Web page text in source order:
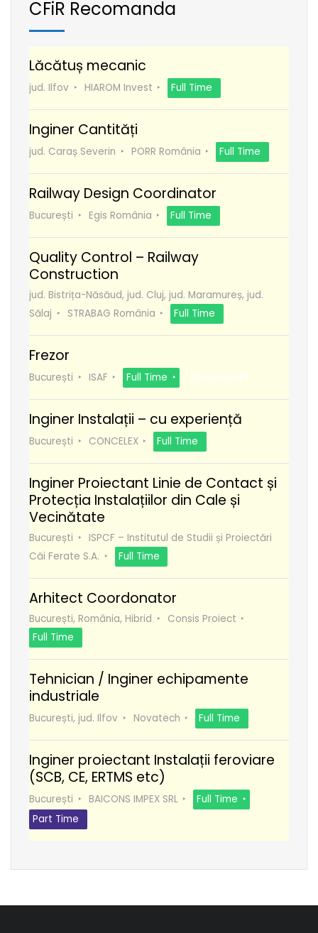
CFiR Recomanda
Lăcătuș mecanic
jud. Ilfov HIAROM Invest Full Time
Inginer Cantități
jud. Caraș Severin PORR România Full Time
Railway Design Coordinator
București Egis România Full Time
Quality Control – Railway
Construction
jud. Bistrița-Năsăud, jud. Cluj, jud. Maramureș, jud.
Sălaj
STRABAG România Full Time
Frezor
București ISAF Full Time Recomanda
Inginer Instalații – cu experiență
București CONCELEX Full Time
Inginer Proiectant Linie de Contact și
Protecția Instalațiilor din Cale și
Vecinătate
București
ISPCF – Institutul de Studii și Proiectări
Căi Ferate S.A.
Full Time
Arhitect Coordonator
București, România, Hibrid
Consis Proiect
Full Time
Tehnician / Inginer echipamente
industriale
București, jud. Ilfov Novatech Full Time
Inginer proiectant Instalații feroviare
(SCB, CE, ERTMS etc)
București BAICONS IMPEX SRL
Full Time
Part Time